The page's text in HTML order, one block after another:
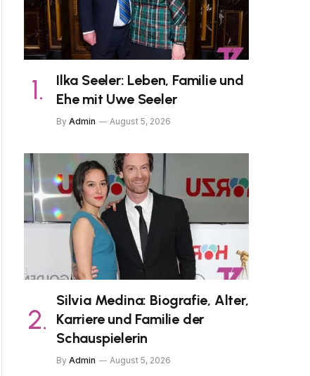
Ilka Seeler: Leben, Familie und
Ehe mit Uwe Seeler
By Admin August 5, 2026
Silvia Medina: Biografie, Alter,
Karriere und Familie der
Schauspielerin
By Admin August 5, 2026